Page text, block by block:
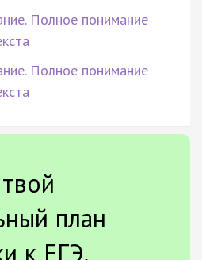
Полное понимание
Полное понимание
план
к ЕГЭ.